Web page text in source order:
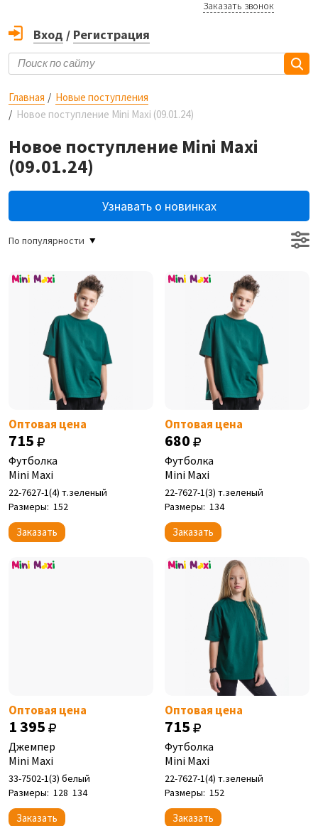
Заказать звонок
Вход / Регистрация
Главная
Новые поступления
Новое поступление Mini Maxi (09.01.24)
Новое поступление Mini Maxi
(09.01.24)
Узнавать о новинках
По популярности
Оптовая цена
715
Футболка
Mini Maxi
22-7627-1(4) т.зеленый
Размеры: 152
Заказать
Оптовая цена
680
Футболка
Mini Maxi
22-7627-1(3) т.зеленый
Размеры: 134
Заказать
Оптовая цена
1 395
Джемпер
Mini Maxi
33-7502-1(3) белый
Размеры: 128 134
Заказать
Оптовая цена
715
Футболка
Mini Maxi
22-7627-1(4) т.зеленый
Размеры: 152
Заказать